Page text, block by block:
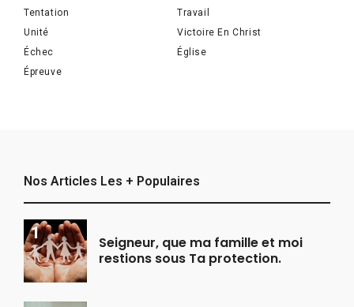
Tentation
Travail
Unité
Victoire En Christ
Échec
Église
Épreuve
Nos Articles Les + Populaires
Seigneur, que ma famille et moi
restions sous Ta protection.